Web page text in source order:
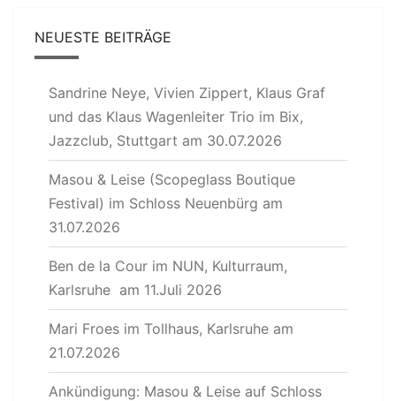
NEUESTE BEITRÄGE
Sandrine Neye, Vivien Zippert, Klaus Graf
und das Klaus Wagenleiter Trio im Bix,
Jazzclub, Stuttgart am 30.07.2026
Masou & Leise (Scopeglass Boutique
Festival) im Schloss Neuenbürg am
31.07.2026
Ben de la Cour im NUN, Kulturraum,
Karlsruhe am 11.Juli 2026
Mari Froes im Tollhaus, Karlsruhe am
21.07.2026
Ankündigung: Masou & Leise auf Schloss